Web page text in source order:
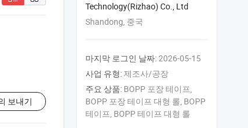
보내기
Technology(Rizhao) Co., Ltd
Shandong, 중국
마지막 로그인 날짜:2026-05-15
사업 유형:제조사/공장
주요 상품: BOPP 포장 테이프,
BOPP 포장 테이프 대형 롤, BOPP
테이프, BOPP 테이프 대형 롤